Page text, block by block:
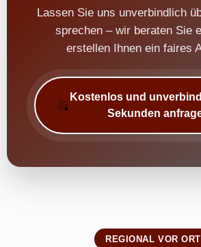
Lassen Sie uns unverbindlich
sprechen – wir beraten Sie
erstellen Ihnen ein faires
Kostenlos und
Sekunden
REGIONAL VOR ORT